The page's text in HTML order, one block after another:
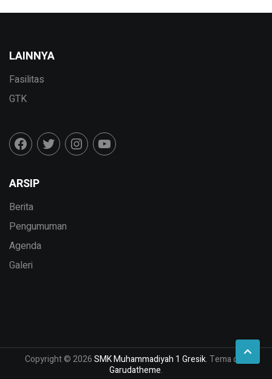
Penandatanganan MoU
LAINNYA
Fasilitas
GTK
ARSIP
Berita
Pengumuman
Agenda
Galeri
Copyright © 2026SMK Muhammadiyah 1 Gresik. Tema dari
Garudatheme.